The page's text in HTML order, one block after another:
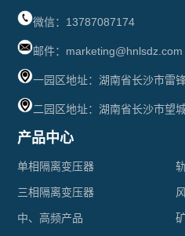
变
压
器
抗
器
网
系
微信：13787087174
邮件：marketing@hnlsdz.com
一园区地址：湖南省长沙市雷
二园区地址：湖南省长沙市望
产品中心
单相隔离变压器
三相隔离变压器
中、高频产品